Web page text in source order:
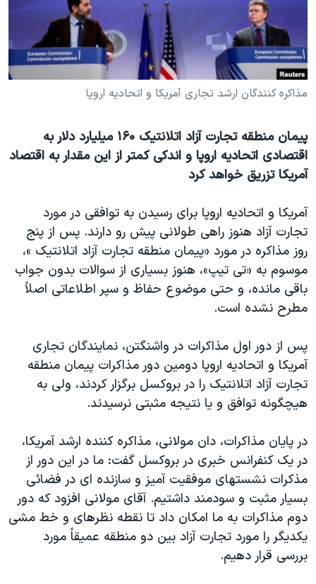
فرهنگ و زندگی
حقوق شهروندی
اقتصادی
علم و فناوری
گالری عکس
آرشیو پخش زنده
مستندها
انتخابات ریاست جمهوری آمریکا ۲۰۲۴
حمله جمهوری اسلامی به اسرائیل
رمز مهسا
اعتراضات زن، زندگی، آزادی
مجموعه مستندهای دادخواهی
دادگاه حمید نوری
چهل سال گروگان‌گیری
قانون شفافیت دارائی کادر رهبری ایران
اعتراضات مردمی آبان ۹۸
اسرائیل در جنگ
نرگس محمدی برنده جایزه نوبل صلح
همایش محافظه‌کاران آمریکا «سی‌پک»
صفحه‌های ویژه
دنبال کنید
مذاکره کنندگان ارشد تجاری آمریکا و اتحادیه اروپا
پیمان منطقه تجارت آزاد اتلانتیک ۱۶۰ میلیارد دلار به
اقتصادی اتحادیه اروپا و اندکی کمتر از این مقدار به اقتصاد
آمریکا تزریق خواهد کرد
آمریکا و اتحادیه اروپا برای رسیدن به توافقی در مورد
تجارت آزاد هنوز راهی طولانی پیش رو دارند. پس از پنج
روز مذاکره در مورد «پیمان منطقه تجارت آزاد اتلانتیک »،
موسوم به «تی تیپ»، هنوز بسیاری از سوالات بدون جواب
باقی مانده، و حتی موضوع حفاظ و سپر اطلاعاتی اصلاً
مطرح نشده است.
پس از دور اول مذاکرات در واشنگتن، نمایندگان تجاری
آمریکا و اتحادیه اروپا دومین دور مذاکرات پیمان منطقه
تجارت آزاد اتلانتیک را در بروکسل برگزار کردند، ولی به
هیچگونه توافق و یا نتیجه مثبتی نرسیدند.
در پایان مذاکرات، دان مولانی، مذاکره کننده ارشد آمریکا،
در یک کنفرانس خبری در بروکسل گفت: ما در این دور از
مذکرات نشستهای موفقیت آمیز و سازنده ای در فضائی
بسیار مثبت و سودمند داشتیم. آقای مولانی افزود که دور
دوم مذاکرات به ما امکان داد تا نقطه نظرهای و خط مشی
یکدیگر را مورد تجارت آزاد بین دو منطقه عمیقاً مورد
بررسی قرار دهیم.